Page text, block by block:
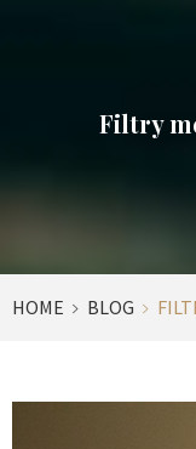
Filtry
HOME BLOG